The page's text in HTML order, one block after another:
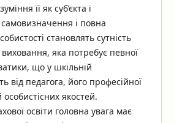
її як суб’єкта і
і повна
становлять сутність
яка потребує певної
що у шкільній
від педагога, його професійної
якостей.
освіти головна увага має